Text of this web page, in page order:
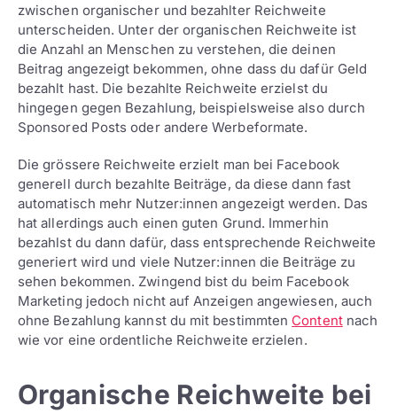
zwischen organischer und bezahlter Reichweite
unterscheiden. Unter der organischen Reichweite ist
die Anzahl an Menschen zu verstehen, die deinen
Beitrag angezeigt bekommen, ohne dass du dafür Geld
bezahlt hast. Die bezahlte Reichweite erzielst du
hingegen gegen Bezahlung, beispielsweise also durch
Sponsored Posts oder andere Werbeformate.
Die grössere Reichweite erzielt man bei Facebook
generell durch bezahlte Beiträge, da diese dann fast
automatisch mehr Nutzer:innen angezeigt werden. Das
hat allerdings auch einen guten Grund. Immerhin
bezahlst du dann dafür, dass entsprechende Reichweite
generiert wird und viele Nutzer:innen die Beiträge zu
sehen bekommen. Zwingend bist du beim Facebook
Marketing jedoch nicht auf Anzeigen angewiesen, auch
ohne Bezahlung kannst du mit bestimmten Contentnach
wie vor eine ordentliche Reichweite erzielen.
Organische Reichweite bei